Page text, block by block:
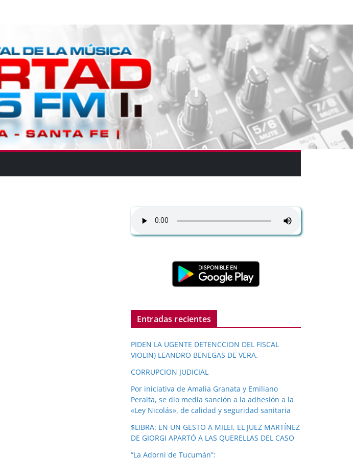
Entradas recientes
PIDEN LA UGENTE DETENCCION DEL FISCAL
VIOLIN) LEANDRO BENEGAS DE VERA.-
CORRUPCION JUDICIAL
Por iniciativa de Amalia Granata y Emiliano
Peralta, se dio media sanción a la adhesión a la
«Ley Nicolás», de calidad y seguridad sanitaria
$LIBRA: EN UN GESTO A MILEI, EL JUEZ MARTÍNEZ
DE GIORGI APARTÓ A LAS QUERELLAS DEL CASO
“La Adorni de Tucumán”: